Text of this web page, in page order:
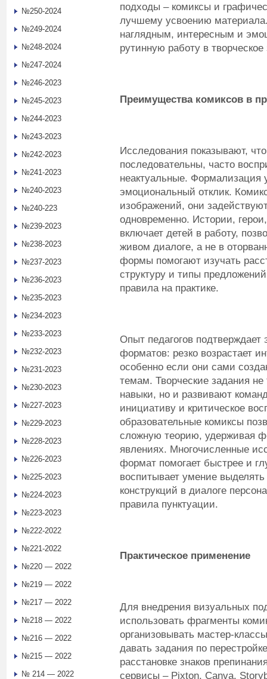
подходы – комиксы и
лучшему усвоению
наглядным, интересным и
рутинную работу в
Преимущества комиксов в
Исследования показывают,
последовательны, часто
неактуальные. Формализация
эмоциональный отклик.
изображений, они
одновременно. Истории,
включает детей в работу,
живом диалоге, а не в
формы помогают изучать
структуру и типы
правила на практике.
Опыт педагогов
форматов: резко возрастает
особенно если они сами
темам. Творческие задания
навыки, но и развивают
инициативу и критическое
образовательные комиксы
сложную теорию, удерживая
явлениях. Многочисленные
формат помогает быстрее и
воспитывает умение
конструкций в диалоге
правила пунктуации.
Практическое применение
Для внедрения визуальных
использовать фрагменты
организовывать мастер-
давать задания по
расстановке знаков
сервисы – Pixton, Canva,
№250-2024
№249-2024
№248-2024
№247-2024
№246-2023
№245-2023
№244-2023
№243-2023
№242-2023
№241-2023
№240-2023
№240-223
№239-2023
№238-2023
№237-2023
№236-2023
№235-2023
№234-2023
№233-2023
№232-2023
№231-2023
№230-2023
№227-2023
№229-2023
№228-2023
№226-2023
№225-2023
№224-2023
№223-2023
№222-2022
№221-2022
№220 — 2022
№219 — 2022
№217 — 2022
№218 — 2022
№216 — 2022
№215 — 2022
№ 214 — 2022